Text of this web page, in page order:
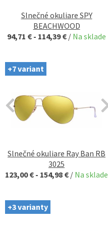
Slnečné okuliare SPY
BEACHWOOD
94,71 € - 114,39 € / Na sklade
+7 variant
Slnečné okuliare Ray Ban RB
3025
123,00 € - 154,98 € / Na sklade
+3 varianty